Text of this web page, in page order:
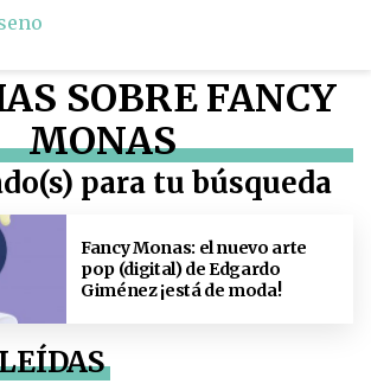
SOBRE FANCY
MONAS
para tu búsqueda
Fancy Monas: el nuevo arte
pop (digital) de Edgardo
Giménez ¡está de moda!